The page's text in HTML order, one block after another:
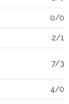
0/0
2/1
7/3
4/0